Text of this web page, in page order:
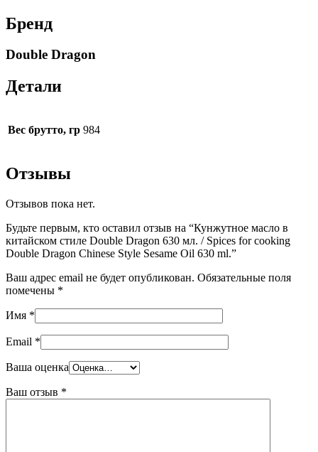
Бренд
Double Dragon
Детали
Вес брутто, гр 984
Отзывы
Отзывов пока нет.
Будьте первым, кто оставил отзыв на “Кунжутное масло в
китайском стиле Double Dragon 630 мл. / Spices for cooking
Double Dragon Chinese Style Sesame Oil 630 ml.”
Ваш адрес email не будет опубликован. Обязательные поля
помечены *
Имя *
Email *
Ваша оценка
Ваш отзыв *